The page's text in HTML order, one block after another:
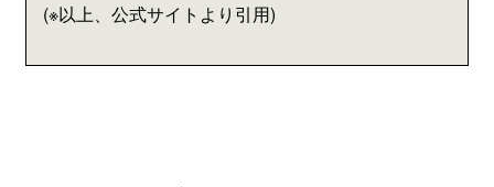
(※以上、公式サイトより引用)